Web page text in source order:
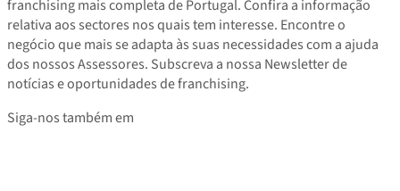
franchising mais completa de Portugal. Confira a informação
relativa aos sectores nos quais tem interesse. Encontre o
negócio que mais se adapta às suas necessidades com a ajuda
dos nossos Assessores. Subscreva a nossa Newsletter de
notícias e oportunidades de franchising.
Siga-nos também em